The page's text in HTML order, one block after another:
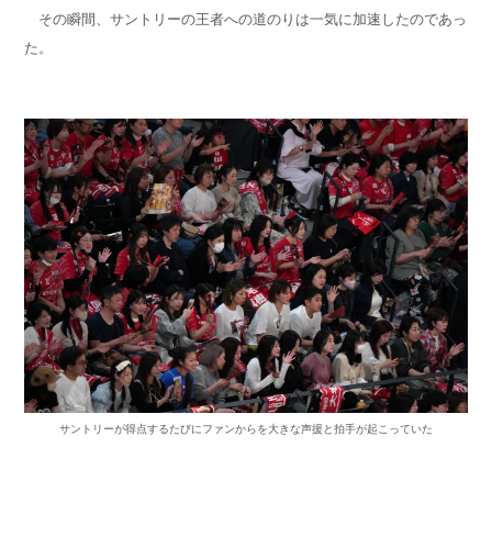
その瞬間、サントリーの王者への道のりは一気に加速したのであっ
た。
サントリーが得点するたびにファンからを大きな声援と拍手が起こっていた